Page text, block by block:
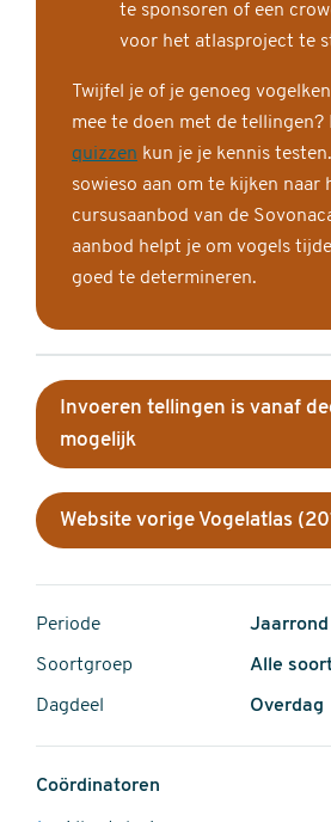
te sponsoren of een
voor het atlasproject te
Twijfel je of je genoeg
mee te doen met de tellingen?
quizzen kun je je kennis
sowieso aan om te kijken naar
cursusaanbod van de
aanbod helpt je om vogels
goed te determineren.
Invoeren tellingen is vanaf
mogelijk
Website vorige Vogelatlas
Periode Jaarrond
Soortgroep Alle
Dagdeel Overdag
Coördinatoren